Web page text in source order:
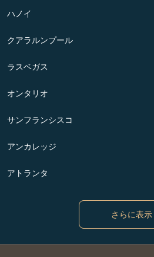
ハノイ
クアラルンプール
ラスベガス
オンタリオ
サンフランシスコ
アンカレッジ
アトランタ
さらに表示